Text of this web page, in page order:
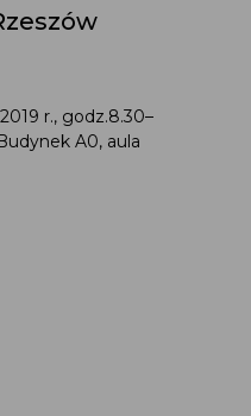
r., godz.8.30–
A0, aula